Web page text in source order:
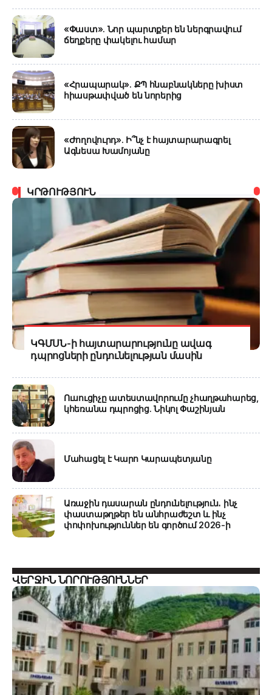
«Փաստ». Նոր պարտքեր են ներգրավում
ճեղքերը փակելու համար
«Հրապարակ». ՔՊ հնաբնակները խիստ
հիասթափված են նորերից
«Ժողովուրդ». Ի՞նչ է հայտարարագրել
Ագնեսա Խամոյանը
ԿՐԹՈՒԹՅՈՒՆ
ԿԳՄՍՆ-ի հայտարարությունը ավագ
դպրոցների ընդունելության մասին
Ուսուցիչը ատեստավորումը չհաղթահարեց,
կհեռանա դպրոցից. Նիկոլ Փաշինյան
Մահացել է Կարո Կարապետյանը
Առաջին դասարան ընդունելություն․ ինչ
փաստաթղթեր են անհրաժեշտ և ինչ
փոփոխություններ են գործում 2026-ի
ՎԵՐՋԻՆ ՆՈՐՈՒԹՅՈՒՆՆԵՐ